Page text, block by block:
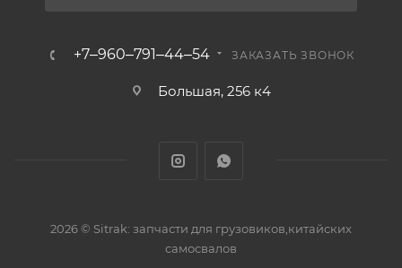
+7‒960‒791‒44‒54 ЗАКАЗАТЬ ЗВОНОК
Большая, 256 к4
2026 © Sitrak: запчасти для грузовиков,китайских
самосвалов